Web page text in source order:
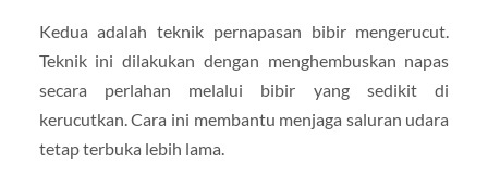
Kedua adalah teknik pernapasan bibir mengerucut.
Teknik ini dilakukan dengan menghembuskan napas
secara perlahan melalui bibir yang sedikit di
kerucutkan. Cara ini membantu menjaga saluran udara
tetap terbuka lebih lama.